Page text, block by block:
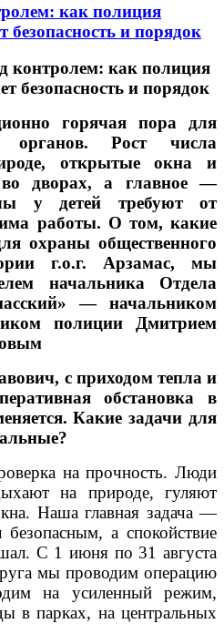
как полиция
безопасность и порядок
контролем: как полиция
безопасность и порядок
горячая пора для
органов. Рост числа
открытые окна и
во дворах, а главное —
у детей требуют от
работы. О том, какие
охраны общественного
г.о.г. Арзамас, мы
начальника Отдела
— начальником
полиции Дмитрием
с приходом тепла и
обстановка в
Какие задачи для
на прочность. Люди
на природе, гуляют
Наша главная задача —
а спокойствие
С 1 июня по 31 августа
мы проводим операцию
на усиленный режим,
в парках, на центральных